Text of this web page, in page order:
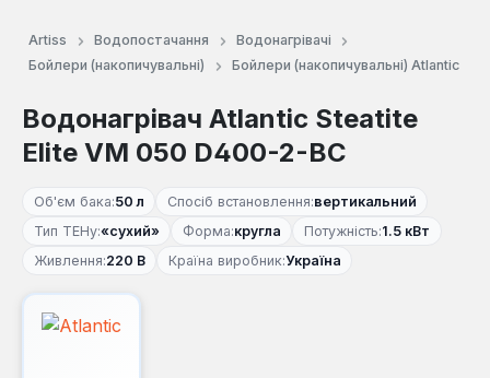
Artiss Водопостачання
Водонагрівачі
Бойлери (накопичувальні)
Бойлери (накопичувальні) Atlantic
Водонагрівач Atlantic Steatite
Elite VM 050 D400-2-BC
Об'єм бака:50 л Спосіб встановлення:вертикальний
Тип ТЕНу:«сухий» Форма:кругла Потужність:1.5 кВт
Живлення:220 В Країна виробник:Україна